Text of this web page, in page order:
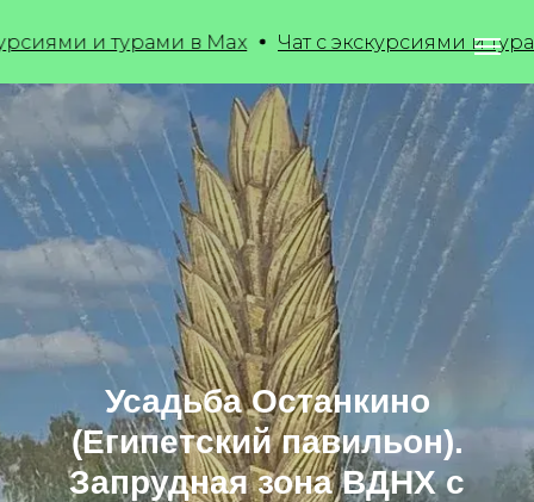
турами в Max Чат с экскурсиями и турами в Max
Усадьба Останкино
(Египетский павильон).
Запрудная зона ВДНХ с